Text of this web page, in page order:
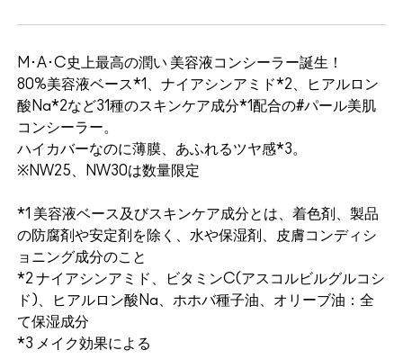
M･A･C史上最高の潤い 美容液コンシーラー誕生！
80%美容液ベース*1、ナイアシンアミド*2、ヒアルロン
酸Na*2など31種のスキンケア成分*1配合の#パール美肌
コンシーラー。
ハイカバーなのに薄膜、あふれるツヤ感*3。
※NW25、NW30は数量限定
*1 美容液ベース及びスキンケア成分とは、着色剤、製品
の防腐剤や安定剤を除く、水や保湿剤、皮膚コンディシ
ョニング成分のこと
*2 ナイアシンアミド、ビタミンC(アスコルビルグルコシ
ド)、ヒアルロン酸Na、ホホバ種子油、オリーブ油：全
て保湿成分
*3 メイク効果による